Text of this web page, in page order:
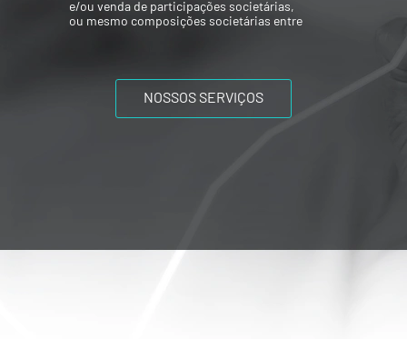
e/ou venda de participações societárias,
ou mesmo composições societárias entre
NOSSOS SERVIÇOS